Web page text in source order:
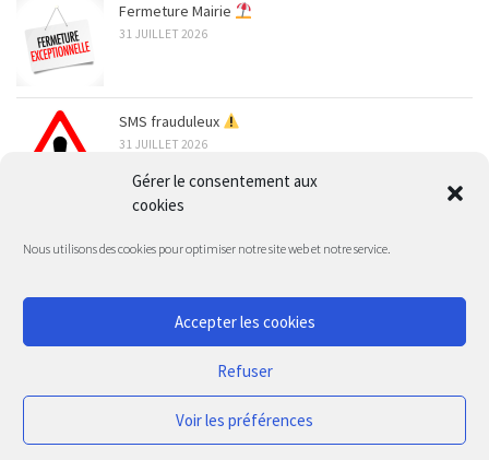
Gérer le consentement aux
cookies
Nous utilisons des cookies pour optimiser notre site web et notre service.
Accepter les cookies
Refuser
Voir les préférences
Fermeture Mairie
31 JUILLET 2026
SMS frauduleux
31 JUILLET 2026
Administration
Commune de Jarnosse © 2026. Tous droits réservés.